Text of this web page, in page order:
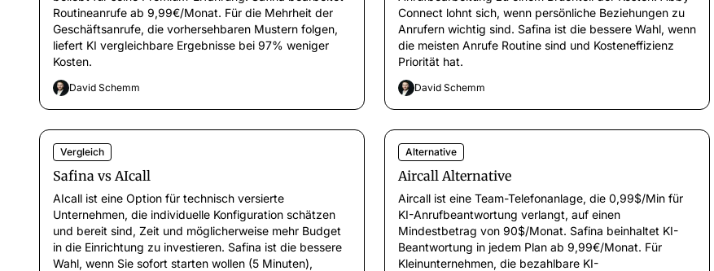
Routineanrufe ab 9,99€/Monat. Für die Mehrheit der
Geschäftsanrufe, die vorhersehbaren Mustern folgen,
liefert KI vergleichbare Ergebnisse bei 97% weniger
Kosten.
David Schemm
Connect lohnt sich, wenn persönliche Beziehungen zu
Anrufern wichtig sind. Safina ist die bessere Wahl, wenn
die meisten Anrufe Routine sind und Kosteneffizienz
Priorität hat.
David Schemm
Vergleich
Safina vs AIcall
AIcall ist eine Option für technisch versierte
Unternehmen, die individuelle Konfiguration schätzen
und bereit sind, Zeit und möglicherweise mehr Budget
in die Einrichtung zu investieren. Safina ist die bessere
Wahl, wenn Sie sofort starten wollen (5 Minuten),
Alternative
Aircall Alternative
Aircall ist eine Team-Telefonanlage, die 0,99$/Min für
KI-Anrufbeantwortung verlangt, auf einen
Mindestbetrag von 90$/Monat. Safina beinhaltet KI-
Beantwortung in jedem Plan ab 9,99€/Monat. Für
Kleinunternehmen, die bezahlbare KI-